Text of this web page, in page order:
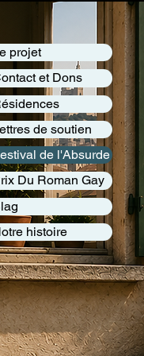
projet
et Dons
de soutien
de l'Absurde
Du Roman Gay
histoire